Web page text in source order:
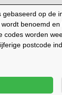
op de
benoemd
codes worden
postcode